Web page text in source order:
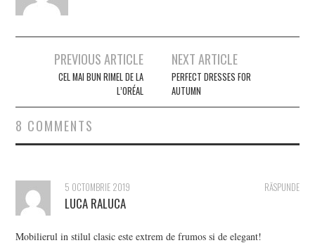
navigation
PREVIOUS ARTICLE
CEL MAI BUN RIMEL DE LA
L’ORÉAL
NEXT ARTICLE
PERFECT DRESSES FOR
AUTUMN
8 COMMENTS
RĂSPUNDE
5 OCTOMBRIE 2019
LUCA RALUCA
Mobilierul in stilul clasic este extrem de frumos si de elegant!